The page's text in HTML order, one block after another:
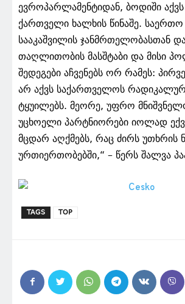
ევროპარლამენტიდან, ბოდიში
ქართველი ხალხის წინაშე. საერთო
სააკაშვილის ჯანმრთელობასთან
თაღლითობის მასშტაბი და მისი
შედეგები აჩვენებს ორ რამეს:
არ აქვს საქართველოს
ტყუილებს. მეორე, უფრო
უცხოელი პარტნიორები იოლად
მცდარ აღქმებს, რაც ძირს უთხრის
ურთიერთობებში,“ – წერს შალვა
TAGS TOP